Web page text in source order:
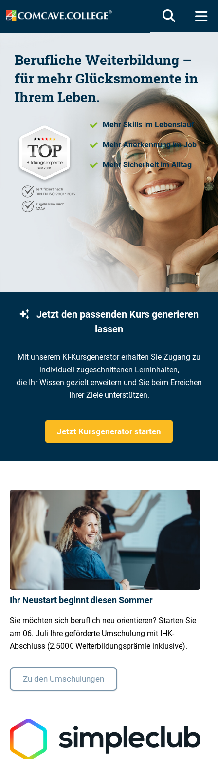
Berufliche Weiterbildung –
für mehr Glücksmomente in
Ihrem Leben.
Mehr Skills im Lebenslauf
Mehr Anerkennung im Job
Mehr Sicherheit im Alltag
Jetzt den passenden Kurs generieren
lassen
Mit unserem KI-Kursgenerator erhalten Sie Zugang zu
individuell zugeschnittenen Lerninhalten,
die Ihr Wissen gezielt erweitern und Sie beim Erreichen
Ihrer Ziele unterstützen.
Jetzt Kursgenerator starten
Ihr Neustart beginnt diesen Sommer
Sie möchten sich beruflich neu orientieren? Starten Sie
am 06. Juli Ihre geförderte Umschulung mit IHK-
Abschluss (2.500€ Weiterbildungsprämie inklusive).
Zu den Umschulungen